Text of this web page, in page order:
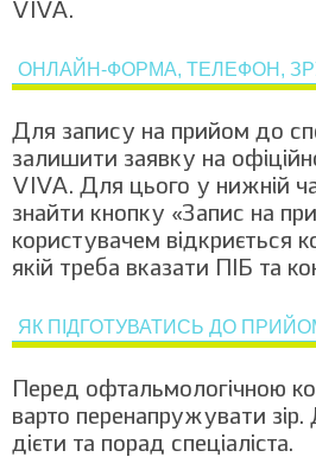
VIVA.
ОНЛАЙН-ФОРМА, ТЕЛЕФОН,
Для запису на прийом до
залишити заявку на
VIVA. Для цього у нижній
знайти кнопку «Запис на
користувачем відкриється
якій треба вказати ПІБ та
ЯК ПІДГОТУВАТИСЬ ДО
Перед офтальмологічною
варто перенапружувати
дієти та порад спеціаліста.